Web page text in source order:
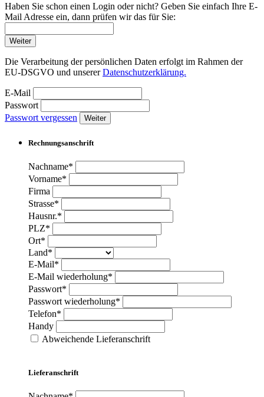
Haben Sie schon einen Login oder nicht? Geben Sie einfach Ihre E-
Mail Adresse ein, dann prüfen wir das für Sie:
Weiter
Die Verarbeitung der persönlichen Daten erfolgt im Rahmen der
EU-DSGVO und unsererDatenschutzerklärung.
E-Mail
Passwort
Passwort vergessen
Weiter
Rechnungsanschrift
Nachname*
Vorname*
Firma
Strasse*
Hausnr.*
PLZ*
Ort*
Land*
E-Mail*
E-Mail wiederholung*
Passwort*
Passwort wiederholung*
Telefon*
Handy
Abweichende Lieferanschrift
Lieferanschrift